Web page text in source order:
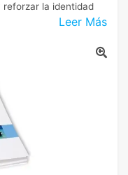
Leer Más
reforzar la identidad